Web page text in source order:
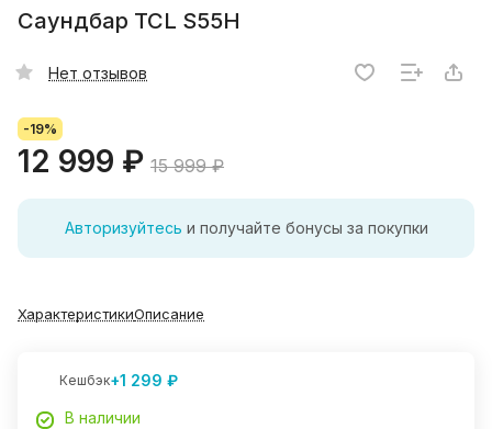
Саундбар TCL S55H
Нет отзывов
-19%
12 999 ₽ 15 999 ₽
Авторизуйтесь и получайте бонусы за покупки
ХарактеристикиОписание
Кешбэк+1 299 ₽
В наличии